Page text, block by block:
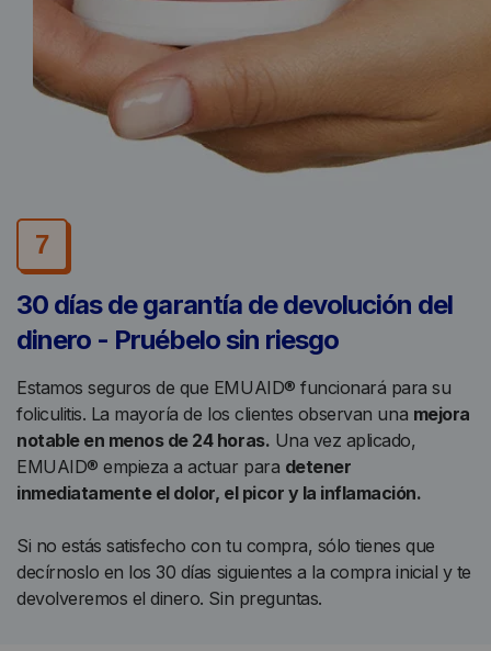
7
30 días de garantía de devolución del
dinero - Pruébelo sin riesgo
Estamos seguros de que EMUAID® funcionará para su
foliculitis. La mayoría de los clientes observan una mejora
notable en menos de 24 horas. Una vez aplicado,
EMUAID® empieza a actuar para detener
inmediatamente el dolor, el picor y la inflamación.
Si no estás satisfecho con tu compra, sólo tienes que
decírnoslo en los 30 días siguientes a la compra inicial y te
devolveremos el dinero. Sin preguntas.